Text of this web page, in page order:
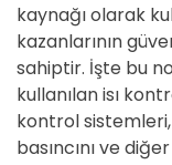
kaynağı olarak
kazanlarının
sahiptir. İşte bu
kullanılan isı
kontrol sistemleri,
basıncını ve